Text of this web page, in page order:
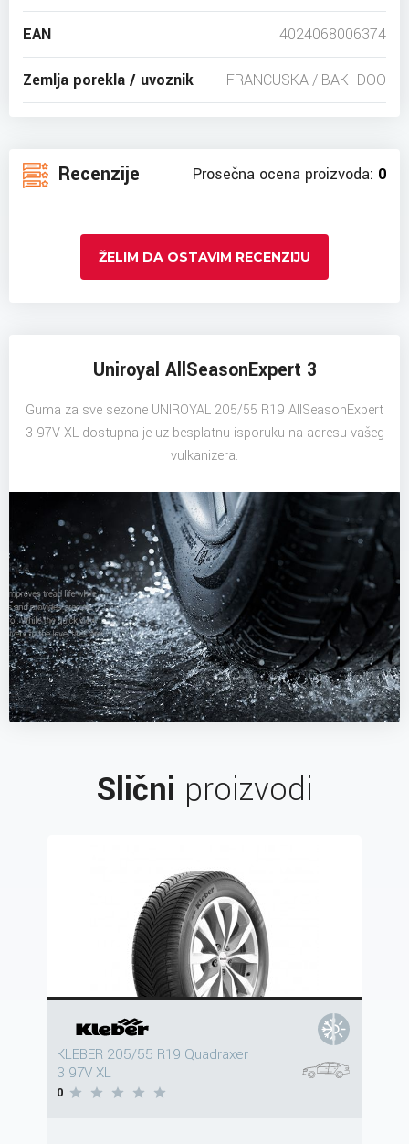
EAN 4024068006374
Zemlja porekla / uvoznik FRANCUSKA / BAKI DOO
Recenzije Prosečna ocena proizvoda: 0
ŽELIM DA OSTAVIM RECENZIJU
Uniroyal AllSeasonExpert 3
Guma za sve sezone UNIROYAL 205/55 R19 AllSeasonExpert
3 97V XL dostupna je uz besplatnu isporuku na adresu vašeg
vulkanizera.
Slični proizvodi
KLEBER 205/55 R19 Quadraxer
3 97V XL
0